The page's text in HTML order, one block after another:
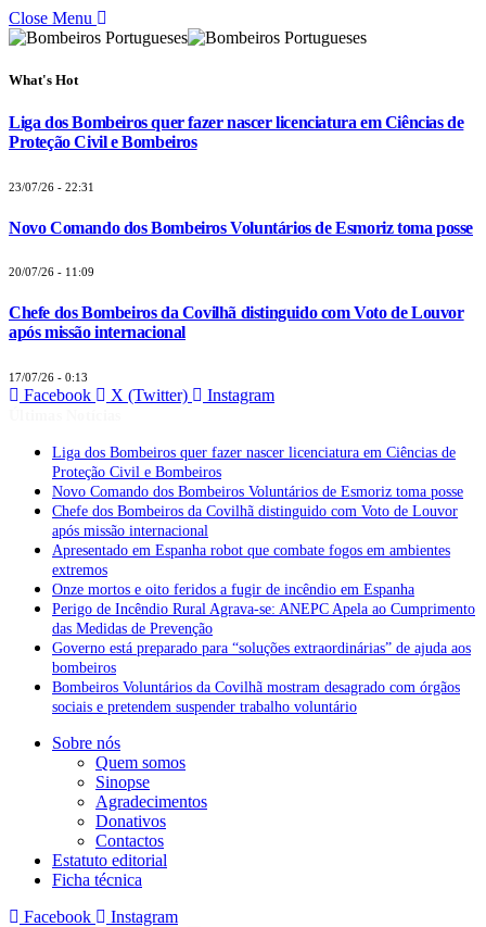
Close Menu
What's Hot
Liga dos Bombeiros quer fazer nascer licenciatura em Ciências de
Proteção Civil e Bombeiros
23/07/26 - 22:31
Novo Comando dos Bombeiros Voluntários de Esmoriz toma posse
20/07/26 - 11:09
Chefe dos Bombeiros da Covilhã distinguido com Voto de Louvor
após missão internacional
17/07/26 - 0:13
Facebook X (Twitter) Instagram
Liga dos Bombeiros quer fazer nascer licenciatura em Ciências de
Proteção Civil e Bombeiros
Novo Comando dos Bombeiros Voluntários de Esmoriz toma posse
Chefe dos Bombeiros da Covilhã distinguido com Voto de Louvor
após missão internacional
Apresentado em Espanha robot que combate fogos em ambientes
extremos
Onze mortos e oito feridos a fugir de incêndio em Espanha
Perigo de Incêndio Rural Agrava-se: ANEPC Apela ao Cumprimento
das Medidas de Prevenção
Governo está preparado para “soluções extraordinárias” de ajuda aos
bombeiros
Bombeiros Voluntários da Covilhã mostram desagrado com órgãos
sociais e pretendem suspender trabalho voluntário
Sobre nós
Quem somos
Sinopse
Agradecimentos
Donativos
Contactos
Estatuto editorial
Ficha técnica
Facebook
Instagram